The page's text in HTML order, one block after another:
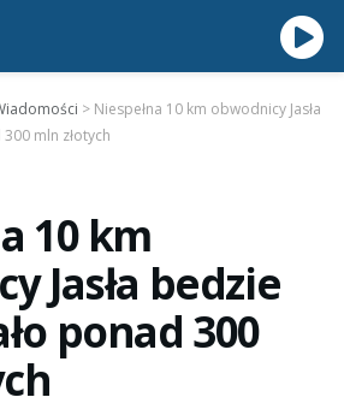
> Niespełna 10 km obwodnicy Jasła
mln złotych
10 km
Jasła bedzie
ponad 300